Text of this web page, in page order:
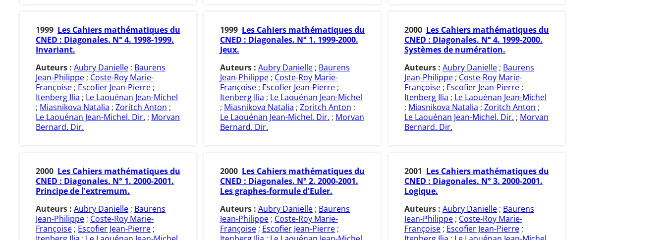
1999 Les Cahiers mathématiques du
CNED : Diagonales. N° 4. 1998-1999.
Invariant.
Auteurs : Aubry Danielle; Baurens
Jean-Philippe; Coste-Roy Marie-
Françoise; Escofier Jean-Pierre;
Itenberg Ilia ; Le Laouénan Jean-Michel
; Miasnikova Natalia ; Zoritch Anton ;
Le Laouénan Jean-Michel. Dir. ; Morvan
Bernard. Dir.
1999 Les Cahiers mathématiques du
CNED : Diagonales. N° 1. 1999-2000.
Jeux.
Auteurs : Aubry Danielle; Baurens
Jean-Philippe; Coste-Roy Marie-
Françoise; Escofier Jean-Pierre;
Itenberg Ilia ; Le Laouénan Jean-Michel
; Miasnikova Natalia ; Zoritch Anton ;
Le Laouénan Jean-Michel. Dir. ; Morvan
Bernard. Dir.
2000 Les Cahiers mathématiques du
CNED : Diagonales. N° 4. 1999-2000.
Systèmes de numération.
Auteurs : Aubry Danielle; Baurens
Jean-Philippe; Coste-Roy Marie-
Françoise; Escofier Jean-Pierre;
Itenberg Ilia ; Le Laouénan Jean-Michel
; Miasnikova Natalia ; Zoritch Anton ;
Le Laouénan Jean-Michel. Dir. ; Morvan
Bernard. Dir.
2000 Les Cahiers mathématiques du
CNED : Diagonales. N° 1. 2000-2001.
Principe de l'extremum.
Auteurs : Aubry Danielle ; Baurens
Jean-Philippe ; Coste-Roy Marie-
Françoise ; Escofier Jean-Pierre ;
2000 Les Cahiers mathématiques du
CNED : Diagonales. N° 2. 2000-2001.
Les graphes-formule d'Euler.
Auteurs : Aubry Danielle ; Baurens
Jean-Philippe ; Coste-Roy Marie-
Françoise ; Escofier Jean-Pierre ;
2001 Les Cahiers mathématiques du
CNED : Diagonales. N° 3. 2000-2001.
Logique.
Auteurs : Aubry Danielle ; Baurens
Jean-Philippe ; Coste-Roy Marie-
Françoise ; Escofier Jean-Pierre ;